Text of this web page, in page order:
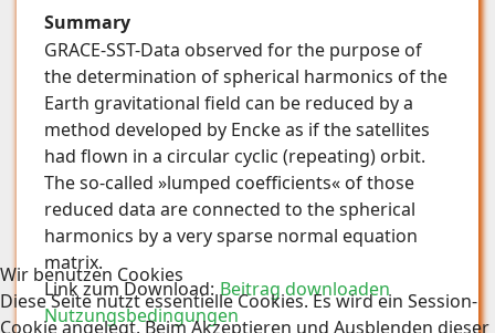
Summary
GRACE-SST-Data observed for the purpose of
the determination of spherical harmonics of the
Earth gravitational field can be reduced by a
method developed by Encke as if the satellites
had flown in a circular cyclic (repeating) orbit.
The so-called »lumped coefficients« of those
reduced data are connected to the spherical
harmonics by a very sparse normal equation
matrix.
Link zum Download: Beitrag downloaden
Nutzungsbedingungen
Wir benutzen Cookies
Diese Seite nutzt essentielle Cookies. Es wird ein Session-
Cookie angelegt. Beim Akzeptieren und Ausblenden dieser